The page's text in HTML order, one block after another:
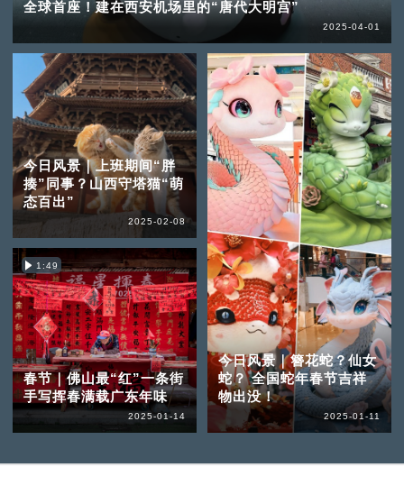
全球首座！建在西安机场里的“唐代大明宫”
2025-04-01
今日风景｜上班期间“胖
揍”同事？山西守塔猫“萌
态百出”
2025-02-08
1:49
春节｜佛山最“红”一条街
手写挥春满载广东年味
2025-01-14
今日风景｜簪花蛇？仙女
蛇？ 全国蛇年春节吉祥
物出没！
2025-01-11